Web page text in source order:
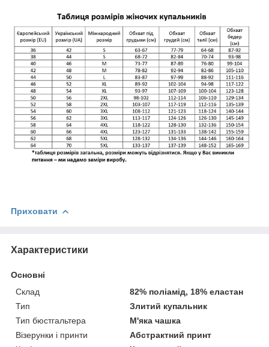
Приховати
Характеристики
Основні
Склад
82% поліамід, 18% еластан
Тип
Злитий купальник
Тип бюстгальтера
М'яка чашка
Візерунки і принти
Абстрактний принт